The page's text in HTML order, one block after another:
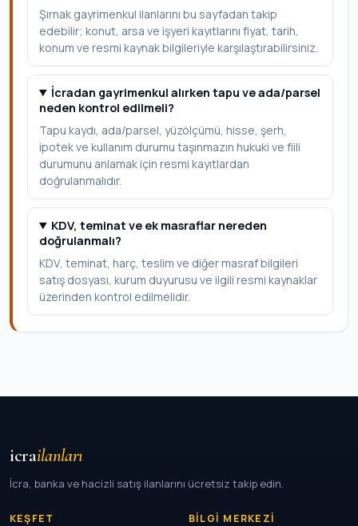
Şırnak gayrimenkul ilanlarını bu sayfadan takip
edebilir; konut, arsa ve işyeri kayıtlarını fiyat, tarih,
konum ve resmi kaynak bilgileriyle karşılaştırabilirsiniz.
İcradan gayrimenkul alırken tapu ve ada/parsel
neden kontrol edilmeli?
Tapu kaydı, ada/parsel, yüzölçümü, hisse, şerh,
ipotek ve kullanım durumu taşınmazın hukuki ve fiili
durumunu anlamak için resmi kayıtlardan
doğrulanmalıdır.
KDV, teminat ve ek masraflar nereden
doğrulanmalı?
KDV, teminat, harç, teslim ve diğer masraf bilgileri
satış dosyası, kurum duyurusu ve ilgili resmi kaynaklar
üzerinden kontrol edilmelidir.
icrailanları
İcra, banka ve hacizli satış ilanlarını ücretsiz takip edin.
KEŞFET BILGI MERKEZI